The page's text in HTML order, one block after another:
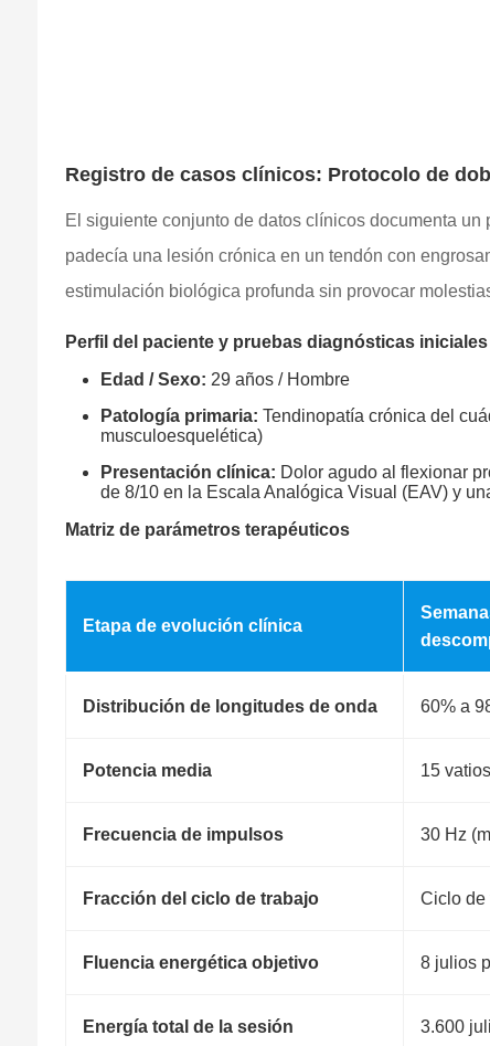
Registro de casos clínicos: Protocolo de
El siguiente conjunto de datos clínicos documenta
padecía una lesión crónica en un tendón con
estimulación biológica profunda sin provocar
Perfil del paciente y pruebas diagnósticas iniciales
Edad / Sexo: 29 años / Hombre
Patología primaria: Tendinopatía crónica del
musculoesquelética)
Presentación clínica: Dolor agudo al flexionar
de 8/10 en la Escala Analógica Visual (EAV) y
Matriz de parámetros terapéuticos
Etapa de evolución clínica
Distribución de longitudes de onda 60% a
Potencia media 15 vatios
Frecuencia de impulsos 30 Hz
Fracción del ciclo de trabajo Ciclo de
Fluencia energética objetivo 8 julios
Energía total de la sesión 3.600